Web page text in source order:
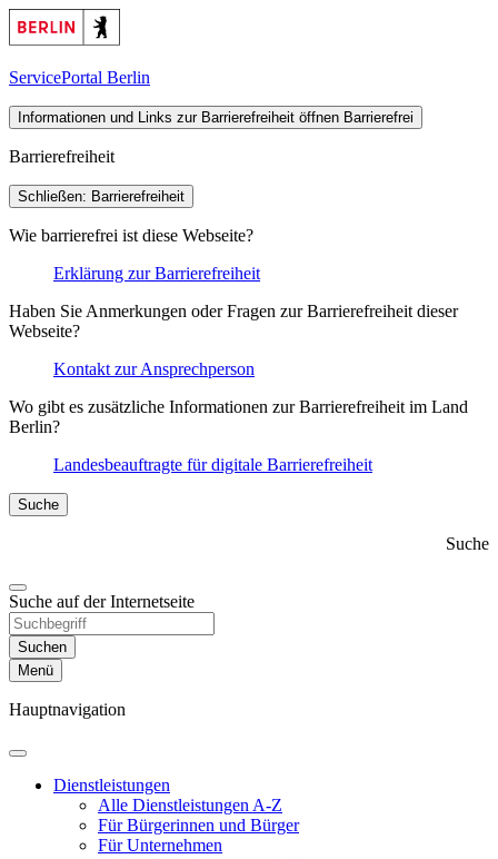
ServicePortal Berlin
Informationen und Links zur Barrierefreiheit öffnen Barrierefrei
Barrierefreiheit
Schließen: Barrierefreiheit
Wie barrierefrei ist diese Webseite?
Erklärung zur Barrierefreiheit
Haben Sie Anmerkungen oder Fragen zur Barrierefreiheit dieser
Webseite?
Kontakt zur Ansprechperson
Wo gibt es zusätzliche Informationen zur Barrierefreiheit im Land
Berlin?
Landesbeauftragte für digitale Barrierefreiheit
Suche
Suche
Suche auf der Internetseite
Suchen
Menü
Hauptnavigation
Dienst­leistungen
Alle Dienstleistungen A-Z
Für Bürgerinnen und Bürger
Für Unternehmen